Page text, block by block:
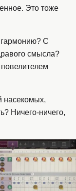
Это тоже
гармонию? С
смысла?
насекомых,
Ничего-ничего,